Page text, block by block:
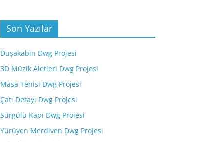
Son Yazılar
Duşakabin Dwg Projesi
3D Müzik Aletleri Dwg Projesi
Masa Tenisi Dwg Projesi
Çatı Detayı Dwg Projesi
Sürgülü Kapı Dwg Projesi
Yürüyen Merdiven Dwg Projesi